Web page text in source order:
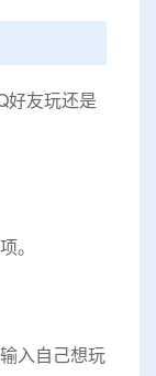
好友玩还是
。
入自己想玩